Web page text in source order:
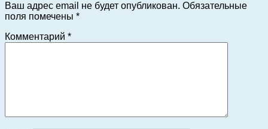
Ваш адрес email не будет опубликован. Обязательные
поля помечены *
Комментарий *